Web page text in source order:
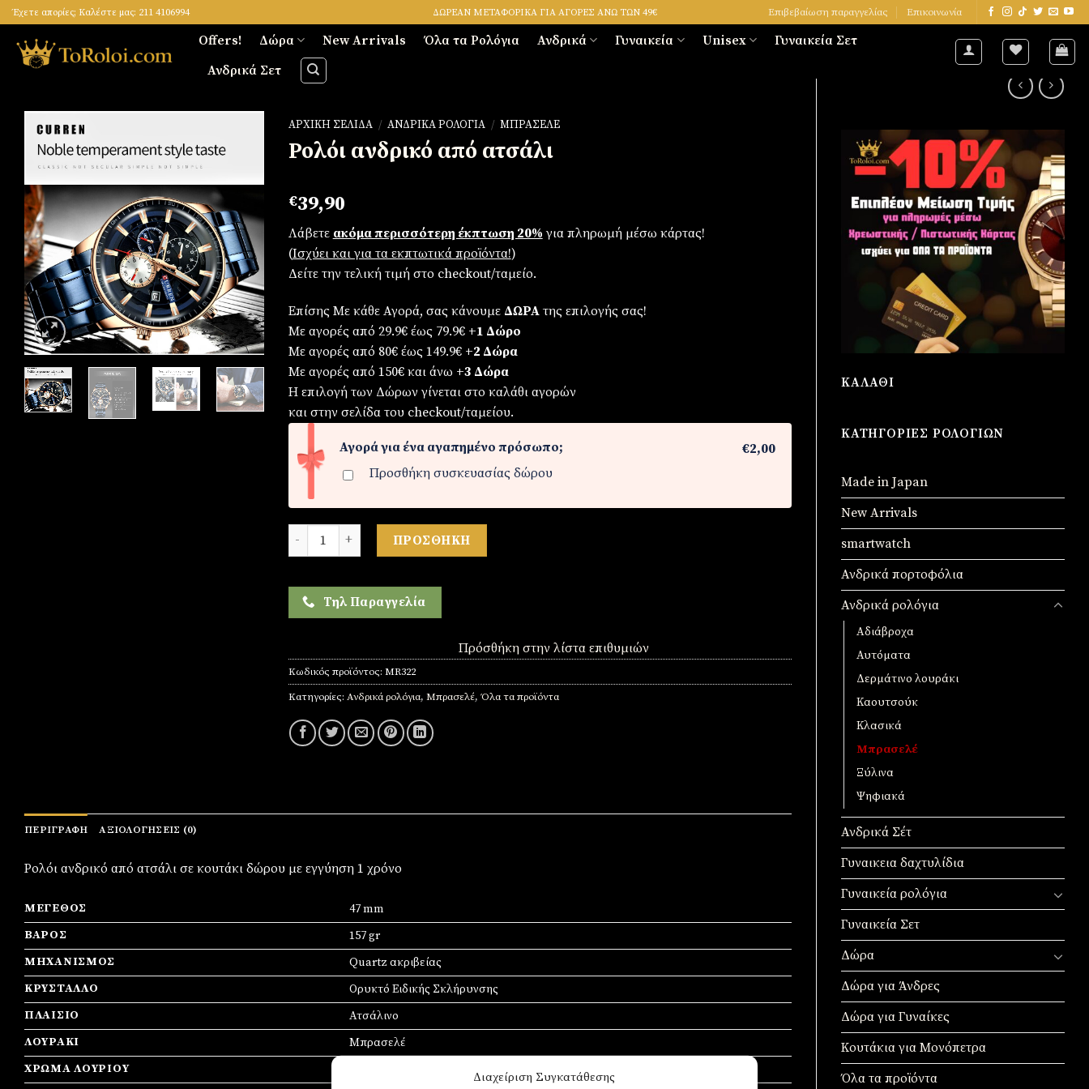
Διαχείριση Συγκατάθεσης
Skip
to
content
Έχετε απορίες; Καλέστε μας: 211 4106994 ΔΩΡΕΑΝ ΜΕΤΑΦΟΡΙΚΑ ΓΙΑ ΑΓΟΡΕΣ ΑΝΩ ΤΩΝ 49€ Επιβεβαίωση παραγγελίας Επικοινωνία
Offers! Δώρα New Arrivals Όλα τα Ρολόγια Ανδρικά Γυναικεία Unisex
Γυναικεία Σετ
Ανδρικά Σετ
ΚΑΛΆΘΙ
ΚΑΤΗΓΟΡΊΕΣ ΡΟΛΟΓΙΏΝ
Made in Japan
New Arrivals
smartwatch
Ανδρικά πορτοφόλια
Ανδρικά ρολόγια
Αδιάβροχα
Αυτόματα
Δερμάτινο λουράκι
Καουτσούκ
Κλασικά
Μπρασελέ
Ξύλινα
Ψηφιακά
Ανδρικά Σέτ
Γυναικεια δαχτυλίδια
Γυναικεία ρολόγια
Γυναικεία Σετ
Δώρα
Δώρα για Άνδρες
Δώρα για Γυναίκες
Κουτάκια για Μονόπετρα
Όλα τα προϊόντα
Πρόσθήκη
στην
λίστα
επιθυμιών
ΑΡΧΙΚΉ ΣΕΛΊΔΑ / ΑΝΔΡΙΚΆ ΡΟΛΌΓΙΑ / ΜΠΡΑΣΕΛΈ
Ρολόι ανδρικό από ατσάλι
€39,90
Λάβετε ακόμα περισσότερη έκπτωση 20% για πληρωμή μέσω κάρτας!
(Iσχύει και για τα εκπτωτικά προϊόντα!)
Δείτε την τελική τιμή στο checkout/ταμείο.
Επίσης Με κάθε Αγορά, σας κάνουμε ΔΩΡΑτης επιλογής σας!
Με αγορές από 29.9€ έως 79.9€ +1 Δώρο
Με αγορές από 80€ έως 149.9€ +2 Δώρα
Με αγορές από 150€ και άνω +3 Δώρα
Η επιλογή των Δώρων γίνεται στο καλάθι αγορών
και στην σελίδα του checkout/ταμείου.
Αγορά για ένα αγαπημένο πρόσωπο;
Προσθήκη συσκευασίας δώρου
€2,00
ΠΡΟΣΘΉΚΗ
Τηλ Παραγγελία
Πρόσθήκη στην λίστα επιθυμιών
Κωδικός προϊόντος: MR322
Κατηγορίες: Ανδρικά ρολόγια, Μπρασελέ, Όλα τα προϊόντα
ΠΕΡΙΓΡΑΦΉ ΑΞΙΟΛΟΓΉΣΕΙΣ (0)
Ρολόι ανδρικό από ατσάλι σε κουτάκι δώρου με εγγύηση 1 χρόνο
ΜΈΓΕΘΟΣ
47 mm
ΒΆΡΟΣ
157 gr
ΜΗΧΑΝΙΣΜΌΣ
Quartz ακριβείας
ΚΡΎΣΤΑΛΛΟ
Ορυκτό Ειδικής Σκλήρυνσης
ΠΛΑΊΣΙΟ
Ατσάλινο
ΛΟΥΡΆΚΙ
Μπρασελέ
ΧΡΏΜΑ ΛΟΥΡΙΟΎ